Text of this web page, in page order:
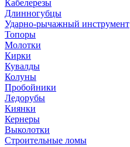
Кабелерезы
Длинногубцы
Ударно-рычажный инструмент
Топоры
Молотки
Кирки
Кувалды
Колуны
Пробойники
Ледорубы
Киянки
Кернеры
Выколотки
Строительные ломы